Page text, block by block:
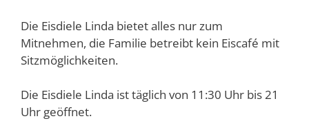
Die Eisdiele Linda bietet alles nur zum
Mitnehmen, die Familie betreibt kein Eiscafé mit
Sitzmöglichkeiten.
Die Eisdiele Linda ist täglich von 11:30 Uhr bis 21
Uhr geöffnet.